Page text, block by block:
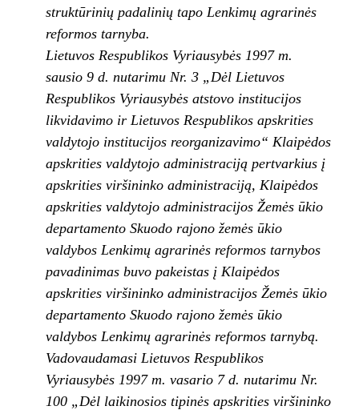
struktūrinių padalinių tapo Lenkimų agrarinės
reformos tarnyba.
Lietuvos Respublikos Vyriausybės 1997 m.
sausio 9 d. nutarimu Nr. 3 „Dėl Lietuvos
Respublikos Vyriausybės atstovo institucijos
likvidavimo ir Lietuvos Respublikos apskrities
valdytojo institucijos reorganizavimo“ Klaipėdos
apskrities valdytojo administraciją pertvarkius į
apskrities viršininko administraciją, Klaipėdos
apskrities valdytojo administracijos Žemės ūkio
departamento Skuodo rajono žemės ūkio
valdybos Lenkimų agrarinės reformos tarnybos
pavadinimas buvo pakeistas į Klaipėdos
apskrities viršininko administracijos Žemės ūkio
departamento Skuodo rajono žemės ūkio
valdybos Lenkimų agrarinės reformos tarnybą.
Vadovaudamasi Lietuvos Respublikos
Vyriausybės 1997 m. vasario 7 d. nutarimu Nr.
100 „Dėl laikinosios tipinės apskrities viršininko